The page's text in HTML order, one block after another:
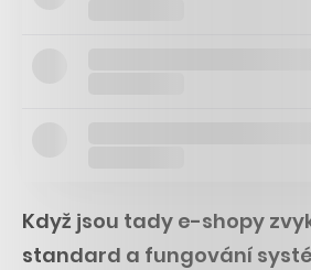
Když jsou tady e-shopy
standard a fungování